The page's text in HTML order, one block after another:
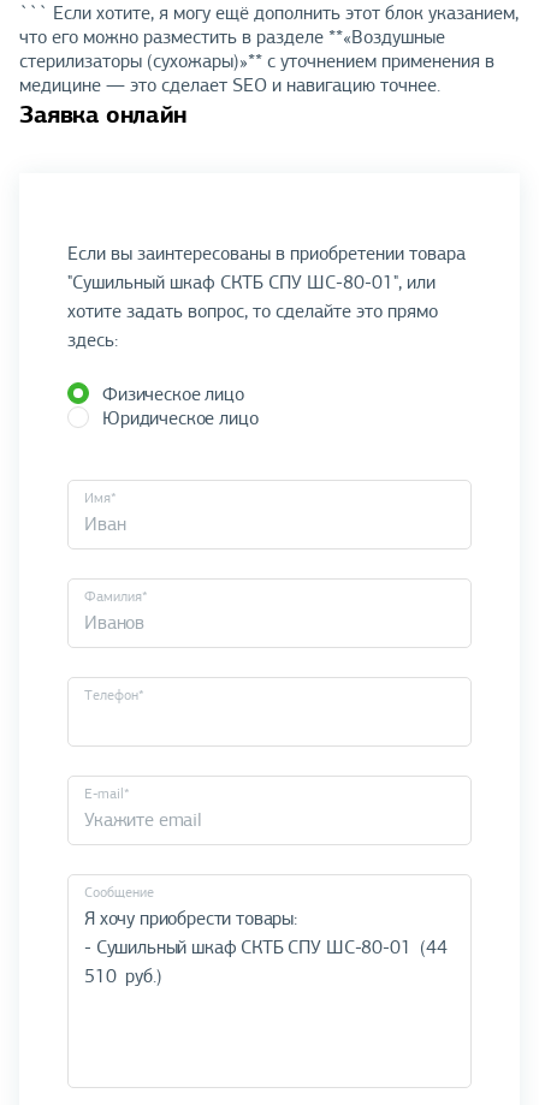
``` Если хотите, я могу ещё дополнить этот блок указанием,
что его можно разместить в разделе **«Воздушные
стерилизаторы (сухожары)»** с уточнением применения в
медицине — это сделает SEO и навигацию точнее.
Заявка онлайн
Если вы заинтересованы в приобретении товара
"Сушильный шкаф СКТБ СПУ ШС-80-01", или
хотите задать вопрос, то сделайте это прямо
здесь:
Физическое лицо
Юридическое лицо
Имя*
Фамилия*
Телефон*
E-mail*
Cообщение